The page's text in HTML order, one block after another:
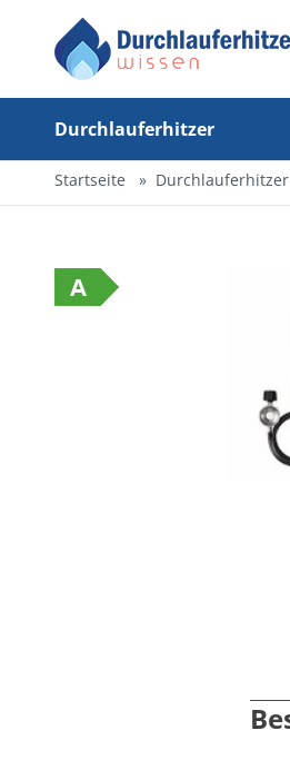
Durchlauferhitzer
Startseite Durchlauferhitzer